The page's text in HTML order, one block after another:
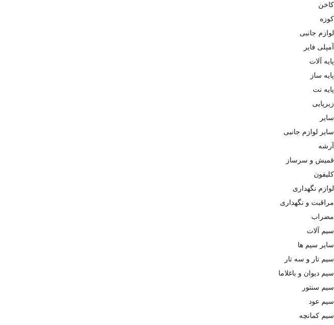
کاخن
کوزه
لوازم جانبی
آمپلی فایر
پایه آلات
پایه ساز
پایه نت
زیرپایی
سایر
سایر لوازم جانبی
آرشه
قمیش و سرساز
کلیفون
لوازم نگهداری
مراقبت و نگهداری
مضراب
سیم آلات
سایر سیم ها
سیم تار و سه تار
سیم دیوان و باغلاما
سیم سنتور
سیم عود
سیم کمانچه